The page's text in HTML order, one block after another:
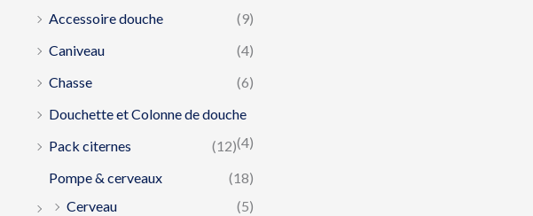
Accessoire douche
(9)
Caniveau
(4)
Chasse
(6)
Douchette et Colonne de douche
(4)
Pack citernes
(12)
Pompe & cerveaux
(18)
Cerveau
(5)